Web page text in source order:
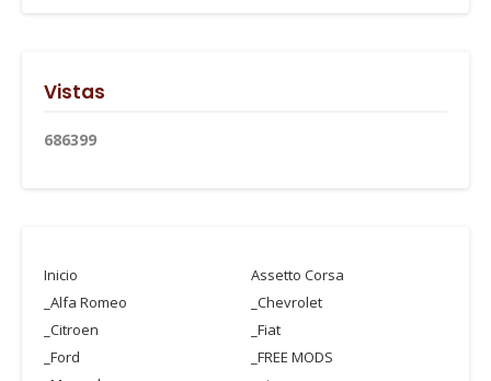
Vistas
686399
Inicio
Assetto Corsa
_Alfa Romeo
_Chevrolet
_Citroen
_Fiat
_Ford
_FREE MODS